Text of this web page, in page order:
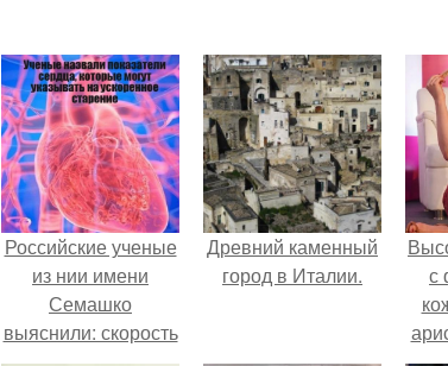
Российские ученые
из нии имени
Семашко
выяснили: скорость
Древний каменный
город в Италии.
с